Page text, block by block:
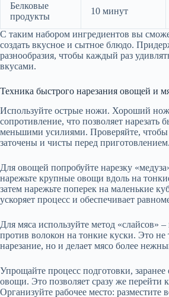
Белковые
продукты
10 минут
С таким набором ингредиентов вы
создать вкусное и сытное блюдо.
разнообразия, чтобы каждый раз
вкусами.
Техника быстрого нарезания овощей и
Используйте острые ножи. Хороший
сопротивление, что позволяет нарезать
меньшими усилиями. Проверяйте,
заточены и чисты перед приготовлением.
Для овощей попробуйте нарезку
нарежьте крупные овощи вдоль на
затем нарежьте поперек на маленькие
ускоряет процесс и обеспечивает
Для мяса используйте метод «слайсов» –
против волокон на тонкие куски. Это не
нарезание, но и делает мясо более
Упрощайте процесс подготовки,
овощи. Это позволяет сразу же перейти к
Организуйте рабочее место: разместите